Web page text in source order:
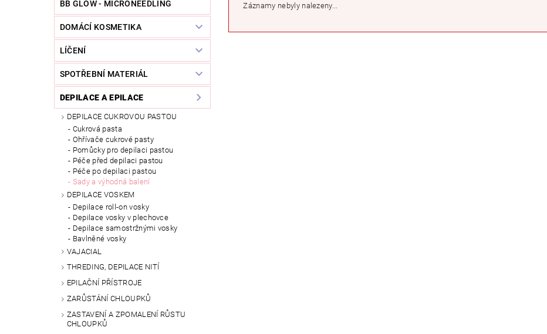
BB GLOW - MICRONEEDLING
DOMÁCÍ KOSMETIKA
LÍČENÍ
SPOTŘEBNÍ MATERIÁL
DEPILACE A EPILACE
DEPILACE CUKROVOU PASTOU
Cukrová pasta
Ohřívače cukrové pasty
Pomůcky pro depilaci pastou
Péče před depilaci pastou
Péče po depilaci pastou
Sady a výhodná balení
DEPILACE VOSKEM
Depilace roll-on vosky
Depilace vosky v plechovce
Depilace samostržnými vosky
Bavlněné vosky
VAJACIAL
THREDING, DEPILACE NITÍ
EPILAČNÍ PŘÍSTROJE
ZARŮSTÁNÍ CHLOUPKŮ
ZASTAVENÍ A ZPOMALENÍ RŮSTU
CHLOUPKŮ
Záznamy nebyly nalezeny...